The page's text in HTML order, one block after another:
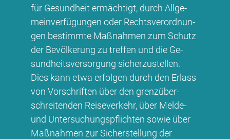
für Ge­sund­heit er­mäch­tigt, durch All­ge­
mein­ver­fü­gun­gen oder Rechts­ver­ord­nun­
gen be­stimm­te Maß­nah­men zum Schutz
der Be­völ­ke­rung zu tref­fen und die Ge­
sund­heits­ver­sor­gung si­cher­zu­stel­len.
Dies kann et­wa er­fol­gen durch den Er­lass
von Vor­schrif­ten über den grenz­über­
schrei­ten­den Rei­se­ver­kehr, über Mel­de-
und Un­ter­su­chungs­pflich­ten so­wie über
Maß­nah­men zur Si­cher­stel­lung der